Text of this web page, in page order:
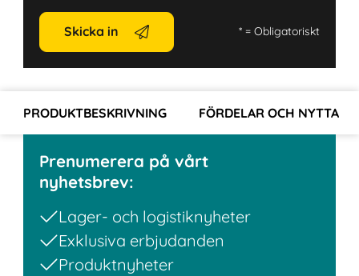
Skicka in *= Obligatoriskt
PRODUKTBESKRIVNING FÖRDELAR OCH NYTTA
Prenumerera på vårt
nyhetsbrev:
Lager- och logistiknyheter
Exklusiva erbjudanden
Produktnyheter